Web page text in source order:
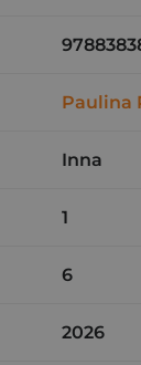
Paulina
Inna
1
6
2026